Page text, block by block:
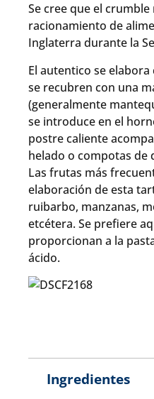
Se cree que el
racionamiento de
Inglaterra durante la
El autentico se
se recubren con una
(generalmente
se introduce en el
postre caliente
helado o compotas
Las frutas más
elaboración de esta
ruibarbo, manzanas,
etcétera. Se prefiere
proporcionan a la
ácido.
Ingredientes